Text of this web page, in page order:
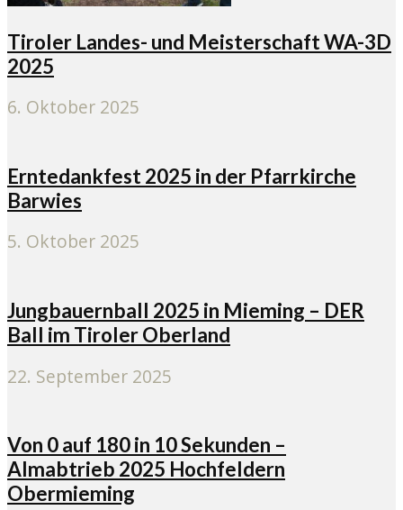
Tiroler Landes- und Meisterschaft WA-3D
2025
6. Oktober 2025
Erntedankfest 2025 in der Pfarrkirche
Barwies
5. Oktober 2025
Jungbauernball 2025 in Mieming – DER
Ball im Tiroler Oberland
22. September 2025
Von 0 auf 180 in 10 Sekunden –
Almabtrieb 2025 Hochfeldern
Obermieming